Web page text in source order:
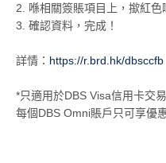
2. 喺相關簽賬項目上，撳紅
3. 確認資料，完成！
詳情： https://r.brd.hk/dbsccfb
*只適用於DBS Visa信用卡交
每個DBS Omni賬戶只可享優